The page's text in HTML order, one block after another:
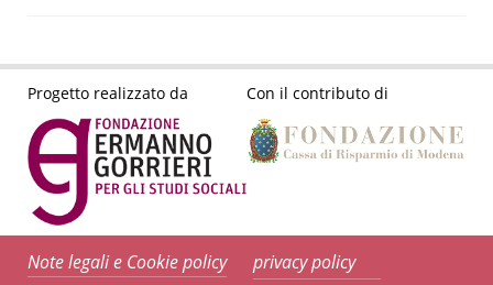
Progetto realizzato da Con il contributo di
Note legali e Cookie policy privacy policy